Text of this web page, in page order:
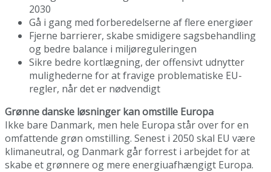
2030
Gå i gang med forberedelserne af flere energiøer
Fjerne barrierer, skabe smidigere sagsbehandling
og bedre balance i miljøreguleringen
Sikre bedre kortlægning, der offensivt udnytter
mulighederne for at fravige problematiske EU-
regler, når det er nødvendigt
Grønne danske løsninger kan omstille Europa
Ikke bare Danmark, men hele Europa står over for en
omfattende grøn omstilling. Senest i 2050 skal EU være
klimaneutral, og Danmark går forrest i arbejdet for at
skabe et grønnere og mere energiuafhængigt Europa.